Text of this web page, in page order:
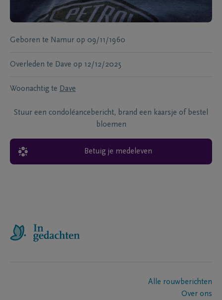
Geboren te Namur op 09/11/1960
Overleden te Dave op 12/12/2025
Woonachtig te Dave
Stuur een condoléancebericht, brand een kaarsje of bestel
bloemen
Betuig je medeleven
Alle rouwberichten
Over ons